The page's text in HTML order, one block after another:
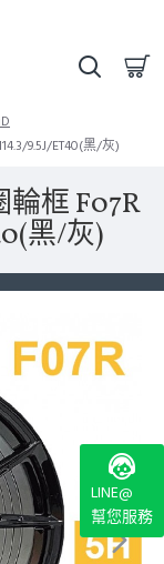
9.5J/ET40(黑/灰)
框 F07R
黑/灰)
LINE@
幫您服務